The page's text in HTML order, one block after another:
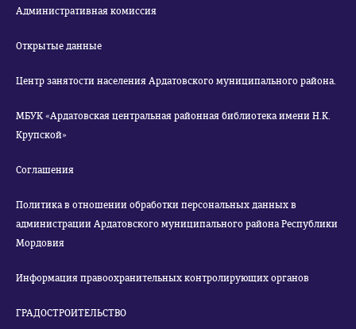
Административная комиссия
Открытые данные
Центр занятости населения Ардатовского муниципального района.
МБУК «Ардатовская центральная районная библиотека имени Н.К.
Крупской»
Соглашения
Политика в отношении обработки персональных данных в
администрации Ардатовского муниципального района Республики
Мордовия
Информация правоохранительных контролирующих органов
ГРАДОСТРОИТЕЛЬСТВО